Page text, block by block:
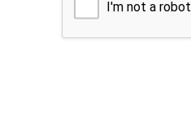
I'm not a robot